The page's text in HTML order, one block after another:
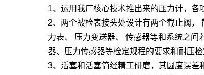
1、运用我厂核心技术推出来的压力计，各
2、两个被检表接头处设计有两个截止阀
力表、 压力变送器、 传感器等和系统之
器、压力传感器等检定规程的要求和耐压检
3、活塞和活塞筒经精工研磨，其圆度误差